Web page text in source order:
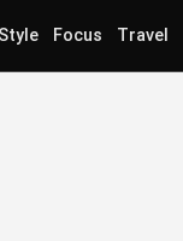
Style Focus Travel